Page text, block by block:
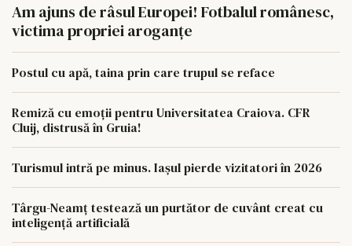
Am ajuns de râsul Europei! Fotbalul românesc,
victima propriei aroganțe
Postul cu apă, taina prin care trupul se reface
Remiză cu emoții pentru Universitatea Craiova. CFR
Cluij, distrusă în Gruia!
Turismul intră pe minus. Iașul pierde vizitatori în 2026
Târgu-Neamț testează un purtător de cuvânt creat cu
inteligență artificială